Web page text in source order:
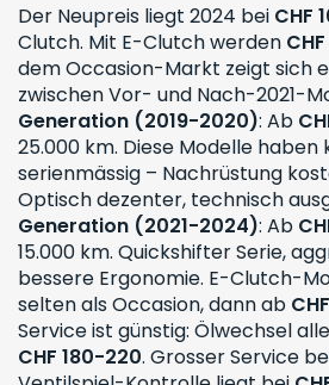
Der Neupreis liegt 2024 bei CHF
Clutch. Mit E-Clutch werden
dem Occasion-Markt zeigt sich
zwischen Vor- und Nach-2021-
Generation (2019-2020): Ab
25.000 km. Diese Modelle
serienmässig – Nachrüstung
Optisch dezenter, technisch
Generation (2021-2024): Ab
15.000 km. Quickshifter Serie,
bessere Ergonomie. E-Clutch-
selten als Occasion, dann ab
Service ist günstig: Ölwechsel alle
CHF 180-220. Grosser Service